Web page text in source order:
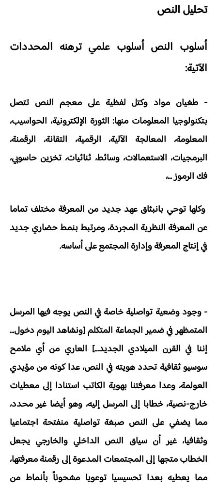
تحليل النص
أسلوب النص أسلوب علمي ترهنه المحددات
الآتية:
- طغيان مواد وكتل لفظية على معجم النص تتصل
بتكنولوجيا المعلومات منها: الثورة الإلكترونية، الحواسيب،
المعلومة، المعالجة الآلية، الرقمية، التقانة، الرقمنة،
البرمجيات، الاستعمالات، وسائط، ثنائيات، تخزين حاسوبي،
فك الرموز ...،
وكلها توحي بانبثاق عهد جديد من المعرفة مختلف تماما
عن المعرفة النظرية المجردة، ومرتبط بنمط حضاري جديد
في إنتاج المعرفة وإدارة المجتمع على أساسه.
- وجود وضعية تواصلية خاصة في النص يوجه فيها المرسل
المتمظهر في ضمير الجماعة المتكلم [ونشاهد اليوم دخول...
إننا في القرن الميلادي الجديد...] العاري من أي ملامح
سوسيو ثقافية تحدد هويته في النص، عدا كونه من مؤيدي
العولمة، وعدا معرفتنا بهوية الكاتب استنادا إلى معطيات
خارج-نصية، خطابا إلى المرسل إليه، وهو أيضا غير محدد،
مما يضفي على النص صبغة تواصلية منفتحة اجتماعيا
وثقافيا، غير أن سياق النص الداخلي والخارجي يجعل
الخطاب متجها إلى المجتمعات المدعوة إلى رقمنة معرفتها،
مما يعطيه بعدا تحسيسيا توعويا مشحوناً بأنماط من